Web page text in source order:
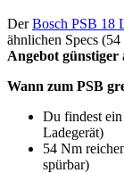
DerBosch PSB 18
ähnlichen Specs
Angebot günstiger
Wann zum PSB
Du findest ein
Ladegerät)
54 Nm
spürbar)